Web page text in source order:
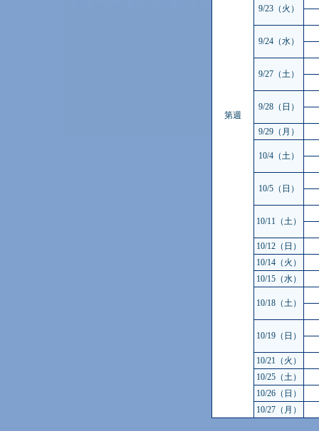
第週
9/23（火）
9/24（水）
9/27（土）
9/28（日）
9/29（月）
10/4（土）
10/5（日）
10/11（土）
10/12（日）
10/14（火）
10/15（水）
10/18（土）
10/19（日）
10/21（火）
10/25（土）
10/26（日）
10/27（月）